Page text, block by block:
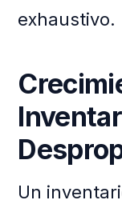
exhaustivo.
Un